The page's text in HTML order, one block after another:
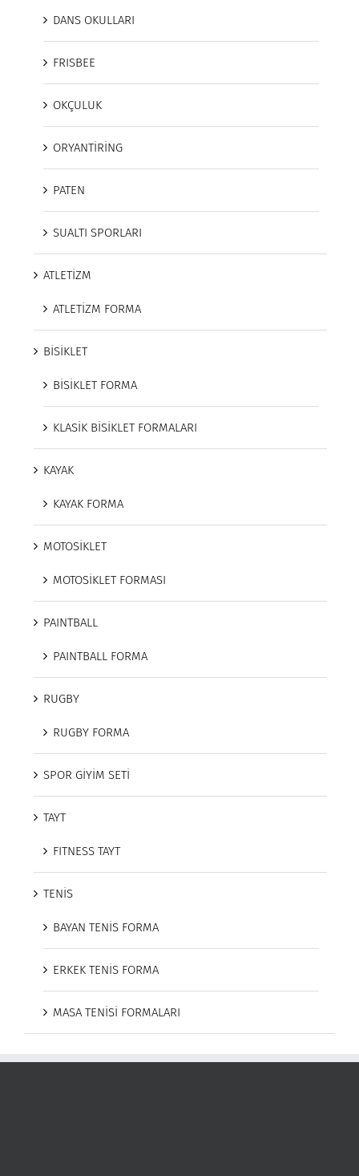
DANS OKULLARI
FRISBEE
OKÇULUK
ORYANTİRİNG
PATEN
SUALTI SPORLARI
ATLETİZM
ATLETİZM FORMA
BİSİKLET
BİSİKLET FORMA
KLASİK BİSİKLET FORMALARI
KAYAK
KAYAK FORMA
MOTOSİKLET
MOTOSİKLET FORMASI
PAINTBALL
PAINTBALL FORMA
RUGBY
RUGBY FORMA
SPOR GİYİM SETİ
TAYT
FITNESS TAYT
TENİS
BAYAN TENİS FORMA
ERKEK TENİS FORMA
MASA TENİSİ FORMALARI